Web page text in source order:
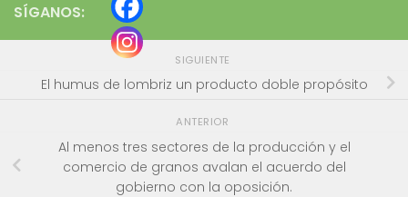
SÍGANOS:
SIGUIENTE
El humus de lombriz un producto doble propósito
ANTERIOR
Al menos tres sectores de la producción y el
comercio de granos avalan el acuerdo del
gobierno con la oposición.